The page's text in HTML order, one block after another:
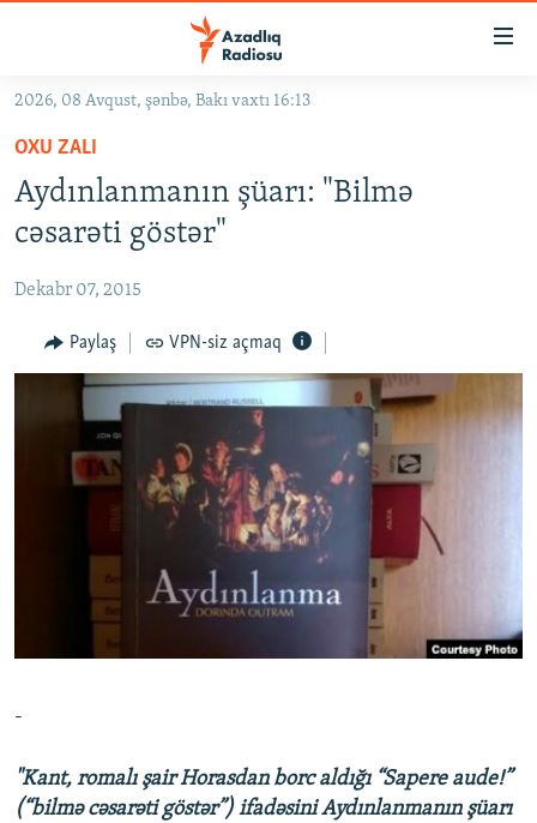
Əsas
qayıt
Əsas
naviqasiyaya
qayıt
Axtarışa
#İZAHLA
KORRUPSIOMETR
FƏRQƏ BAX
QANUNI DOĞRU
ARAŞDIRMA
MULTIMEDIA
VIDEO
İNFOQRAFIKA
KARIKATURA
RADIO ARXIV
AZƏRBAYCAN ƏDƏBIYYATI KITABXANASI
İSLAM VƏ DEMOKRATIYA
İZ - MƏDƏNIYYƏT PROQRAMI
MISSIYAMIZ
PEŞƏ ETIKASI VƏ JURNALISTIKA STANDARTLARIMIZ
MATERIALLARIMIZDAN ISTIFADƏ
XƏBƏR BÜLLETENLƏRIMIZ
2026, 08 Avqust, şənbə, Bakı vaxtı 16:13
OXU ZALI
Aydınlanmanın şüarı: "Bilmə
cəsarəti göstər"
Dekabr 07, 2015
Paylaş VPN-siz açmaq
-
"Kant, romalı şair Horasdan borc aldığı “Sapere aude!”
(“bilmə cəsarəti göstər”) ifadəsini Aydınlanmanın şüarı